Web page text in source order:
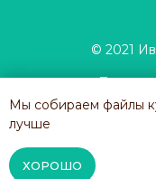
© 2021
Мы собираем файлы
лучше
ХОРОШО